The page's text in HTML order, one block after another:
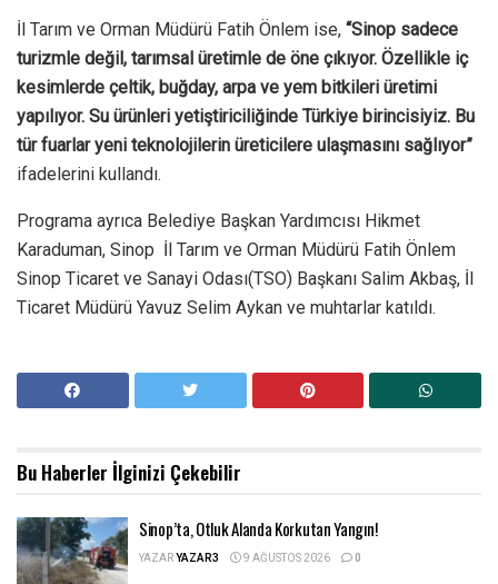
İl Tarım ve Orman Müdürü Fatih Önlem ise, “Sinop sadece
turizmle değil, tarımsal üretimle de öne çıkıyor. Özellikle iç
kesimlerde çeltik, buğday, arpa ve yem bitkileri üretimi
yapılıyor. Su ürünleri yetiştiriciliğinde Türkiye birincisiyiz. Bu
tür fuarlar yeni teknolojilerin üreticilere ulaşmasını sağlıyor”
ifadelerini kullandı.
Programa ayrıca Belediye Başkan Yardımcısı Hikmet
Karaduman, Sinop İl Tarım ve Orman Müdürü Fatih Önlem
Sinop Ticaret ve Sanayi Odası(TSO) Başkanı Salim Akbaş, İl
Ticaret Müdürü Yavuz Selim Aykan ve muhtarlar katıldı.
Bu Haberler İlginizi Çekebilir
Sinop’ta, Otluk Alanda Korkutan Yangın!
YAZARYAZAR3 9 AĞUSTOS 2026 0